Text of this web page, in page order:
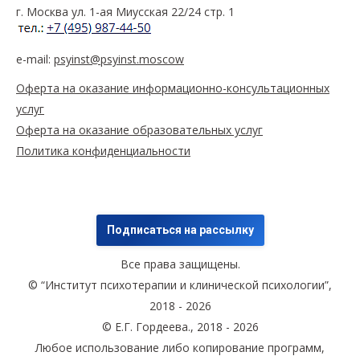
г. Москва ул. 1-ая Миусская 22/24 стр. 1
e-mail: psyinst@psyinst.moscow
Оферта на оказание информационно-консультационных
услуг
Оферта на оказание образовательных услуг
Политика конфиденциальности
Подписаться на рассылку
Все права защищены.
© “Институт психотерапии и клинической психологии”,
2018 - 2026
© Е.Г. Гордеева., 2018 - 2026
Любое использование либо копирование программ,